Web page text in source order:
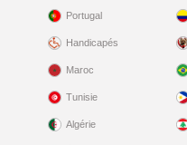
Portugal
Handicapés
Maroc
Tunisie
Algérie